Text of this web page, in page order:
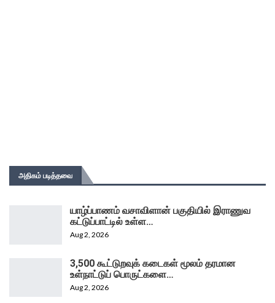
அதிகம் படித்தவை
யாழ்ப்பாணம் வசாவிளான் பகுதியில் இராணுவ
கட்டுப்பாட்டில் உள்ள…
Aug 2, 2026
3,500 கூட்டுறவுக் கடைகள் மூலம் தரமான
உள்நாட்டுப் பொருட்களை…
Aug 2, 2026